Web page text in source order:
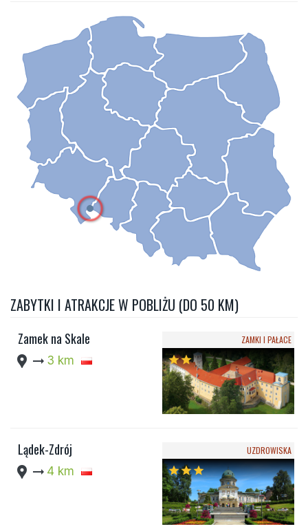
ZABYTKI I ATRAKCJE W POBLIŻU (DO 50 KM)
Zamek na Skale
location_pin arrow_right_alt 3 km
ZAMKI I PAŁACE
starstar
Lądek-Zdrój
location_pin arrow_right_alt 4 km
UZDROWISKA
starstarstar